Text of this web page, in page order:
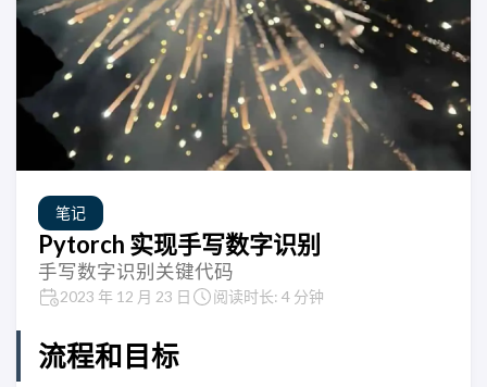
笔记
Pytorch 实现手写数字识别
手写数字识别关键代码
2023 年 12 月 23 日 阅读时长: 4 分钟
流程和目标